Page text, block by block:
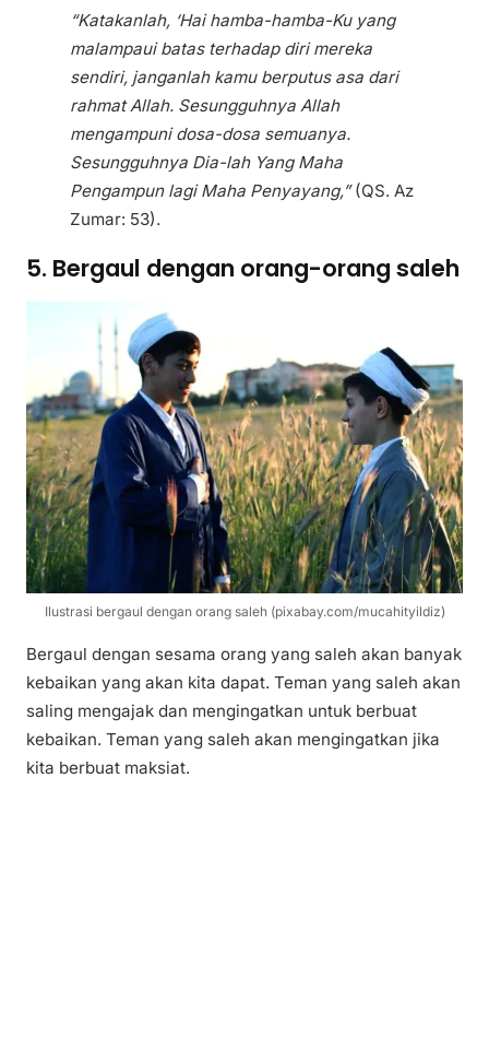
“Katakanlah, ‘Hai hamba-hamba-Ku yang
malampaui batas terhadap diri mereka
sendiri, janganlah kamu berputus asa dari
rahmat Allah. Sesungguhnya Allah
mengampuni dosa-dosa semuanya.
Sesungguhnya Dia-lah Yang Maha
Pengampun lagi Maha Penyayang,”(QS. Az
Zumar: 53).
5. Bergaul dengan orang-orang saleh
Ilustrasi bergaul dengan orang saleh (pixabay.com/mucahityildiz)
Bergaul dengan sesama orang yang saleh akan banyak
kebaikan yang akan kita dapat. Teman yang saleh akan
saling mengajak dan mengingatkan untuk berbuat
kebaikan. Teman yang saleh akan mengingatkan jika
kita berbuat maksiat.